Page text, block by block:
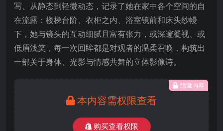
写、从静态到轻微动态，记录了她在家中各个空间的自
在流露：楼梯台阶、衣柜之内、浴室镜前和床头纱幔
下，她与镜头的互动细腻且富有张力，或深邃凝视、或
低眉浅笑，每一次回眸都是对观者的温柔召唤，构筑出
一部关于身体、光影与情感共舞的立体影像诗。
隐藏内容
本内容需权限查看
购买查看权限